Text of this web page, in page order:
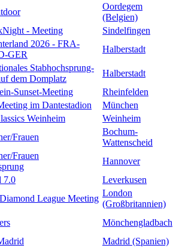
Oordegem
(Belgien)
- Meeting
Sindelfingen
2026 - FRA-
GER
Halberstadt
Stabhochsprung-
dem Domplatz
Halberstadt
Sunset-Meeting
Rheinfelden
im Dantestadion
München
Weinheim
Weinheim
Frauen
Bochum-
Wattenscheid
Frauen
Hannover
7.0
Leverkusen
League Meeting
London
(Großbritannien)
Mönchengladbach
Madrid (Spanien)